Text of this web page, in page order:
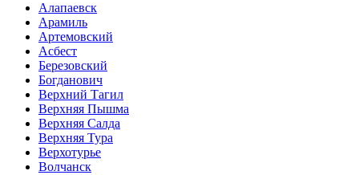
Алапаевск
Арамиль
Артемовский
Асбест
Березовский
Богданович
Верхний Тагил
Верхняя Пышма
Верхняя Салда
Верхняя Тура
Верхотурье
Волчанск